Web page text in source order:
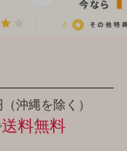
沖縄を除く）
送料無料